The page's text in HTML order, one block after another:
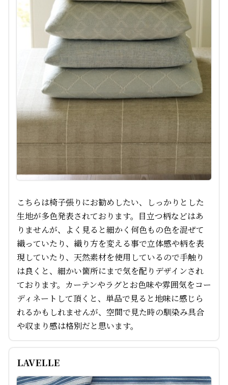
こちらは椅子張りにお勧めしたい、しっかりとした
生地が多色発表されております。目立つ柄などはあ
りませんが、よく見ると細かく何色もの色を混ぜて
織っていたり、織り方を変える事で立体感や柄を表
現していたり、天然素材を使用しているので手触り
は良くと、細かい箇所にまで気を配りデザインされ
ております。カーテンやラグとお色味や雰囲気をコー
ディネートして頂くと、単品で見ると地味に感じら
れるかもしれませんが、空間で見た時の馴染み具合
や収まり感は格別だと思います。
LAVELLE